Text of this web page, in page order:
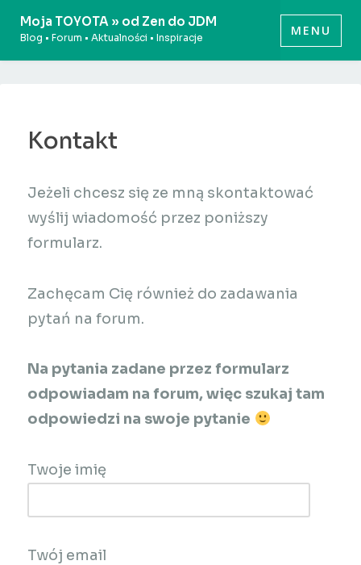
Przeskocz
treści
Moja TOYOTA » od Zen do JDM
Blog • Forum • Aktualności • Inspiracje MENU
Kontakt
Jeżeli chcesz się ze mną skontaktować
wyślij wiadomość przez poniższy
formularz.
Zachęcam Cię również do zadawania
pytań na forum.
Na pytania zadane przez formularz
odpowiadam na forum, więc szukaj tam
odpowiedzi na swoje pytanie
Twoje imię
Twój email